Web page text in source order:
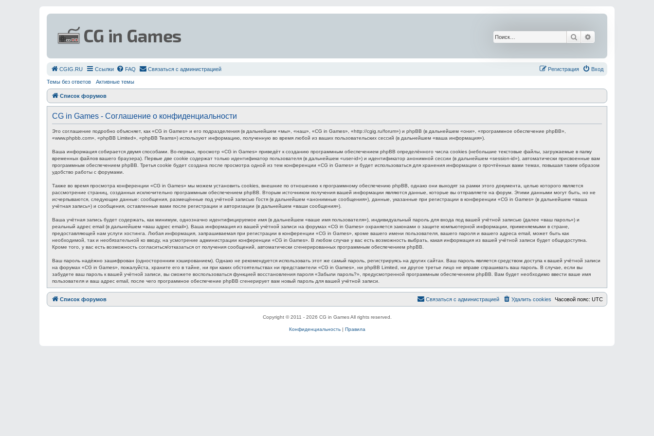
Поиск
СGIG.RU Ссылки FAQ Связаться с администрацией Вход
Регистрация
Темы без ответов Активные темы
Список форумов
CG in Games - Соглашение о конфиденциальности
Это соглашение подробно объясняет, как «CG in Games» и его подразделения (в дальнейшем «мы», «наш», «CG in Games», «http://cgig.ru/forum») и phpBB (в дальнейшем «они», «программное обеспечение phpBB»,
«www.phpbb.com», «phpBB Limited», «phpBB Teams») используют информацию, полученную во время любой из ваших пользовательских сессий (в дальнейшем «ваша информация»).
Ваша информация собирается двумя способами. Во-первых, просмотр «CG in Games» приведёт к созданию программным обеспечением phpBB определённого числа cookies (небольшие текстовые файлы, загружаемые в папку
временных файлов вашего браузера). Первые две cookie содержат только идентификатор пользователя (в дальнейшем «user-id») и идентификатор анонимной сессии (в дальнейшем «session-id»), автоматически присвоенные вам
программным обеспечением phpBB. Третья cookie будет создана после просмотра одной из тем конференции «CG in Games» и будет использоваться для хранения информации о прочтённых вами темах, повышая таким образом
удобство работы с форумами.
Также во время просмотра конференции «CG in Games» мы можем установить cookies, внешние по отношению к программному обеспечению phpBB, однако они выходят за рамки этого документа, целью которого является
рассмотрение страниц, созданных исключительно программным обеспечением phpBB. Вторым источником получения вашей информации являются данные, которые вы отправляете на форум. Этими данными могут быть, но не
исчерпываются, следующие данные: сообщения, размещённые под учётной записью Гостя (в дальнейшем «анонимные сообщения»), данные, указанные при регистрации в конференции «CG in Games» (в дальнейшем «ваша
учётная запись») и сообщения, оставленные вами после регистрации и авторизации (в дальнейшем «ваши сообщения»).
Ваша учётная запись будет содержать, как минимум, однозначно идентифицируемое имя (в дальнейшем «ваше имя пользователя»), индивидуальный пароль для входа под вашей учётной записью (далее «ваш пароль») и
реальный адрес email (в дальнейшем «ваш адрес email»). Ваша информация из вашей учётной записи на форумах «CG in Games» охраняется законами о защите компьютерной информации, применяемыми в стране,
предоставляющей нам услуги хостинга. Любая информация, запрашиваемая при регистрации в конференции «CG in Games», кроме вашего имени пользователя, вашего пароля и вашего адреса email, может быть как
необходимой, так и необязательной ко вводу, на усмотрение администрации конференции «CG in Games». В любом случае у вас есть возможность выбрать, какая информация из вашей учётной записи будет общедоступна.
Кроме того, у вас есть возможность согласиться/отказаться от получения сообщений, автоматически сгенерированных программным обеспечением phpBB.
Ваш пароль надёжно зашифрован (односторонним хэшированием). Однако не рекомендуется использовать этот же самый пароль, регистрируясь на других сайтах. Ваш пароль является средством доступа к вашей учётной записи
на форумах «CG in Games», пожалуйста, храните его в тайне, ни при каких обстоятельствах ни представители «CG in Games», ни phpBB Limited, ни другое третье лицо не вправе спрашивать ваш пароль. В случае, если вы
забудете ваш пароль к вашей учётной записи, вы сможете воспользоваться функцией восстановления пароля «Забыли пароль?», предусмотренной программным обеспечением phpBB. Вам будет необходимо ввести ваше имя
пользователя и ваш адрес email, после чего программное обеспечение phpBB сгенерирует вам новый пароль для вашей учётной записи.
Список форумов Часовой пояс: UTC
Удалить cookies
Связаться с администрацией
Copyright © 2011 - 2026 CG in Games All rights reserved.
Конфиденциальность| Правила